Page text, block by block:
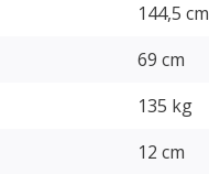
144,5 cm
69 cm
135 kg
12 cm